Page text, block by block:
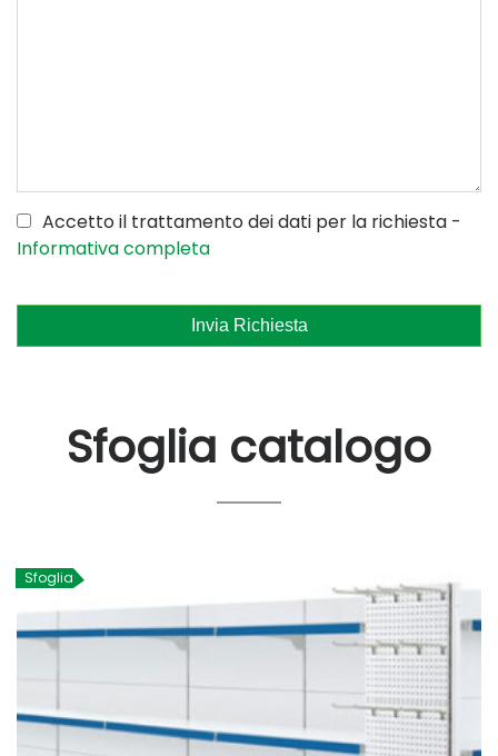
Accetto il trattamento dei dati per la richiesta -
Informativa completa
Invia Richiesta
Sfoglia catalogo
Sfoglia